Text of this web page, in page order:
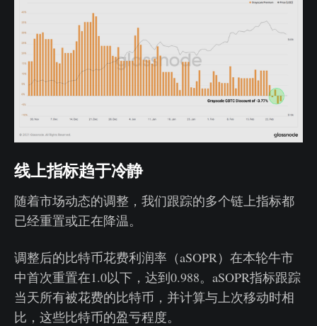
线上指标趋于冷静
随着市场动态的调整，我们跟踪的多个链上指标都
已经重置或正在降温。
调整后的比特币花费利润率（aSOPR）在本轮牛市
中首次重置在1.0以下，达到0.988。aSOPR指标跟踪
当天所有被花费的比特币，并计算与上次移动时相
比，这些比特币的盈亏程度。